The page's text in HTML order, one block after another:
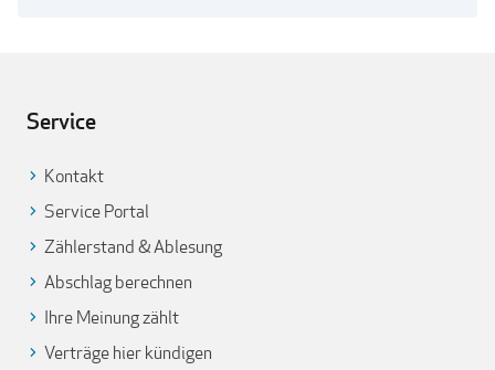
Service
Kontakt
Service Portal
Zählerstand & Ablesung
Abschlag berechnen
Ihre Meinung zählt
Verträge hier kündigen